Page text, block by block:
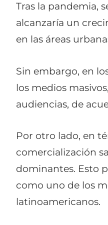
Tras la pandemia,
alcanzaría un
en las áreas
Sin embargo, en
los medios
audiencias, de
Por otro lado, en
comercialización
dominantes. Esto
como uno de los
latinoamericanos.